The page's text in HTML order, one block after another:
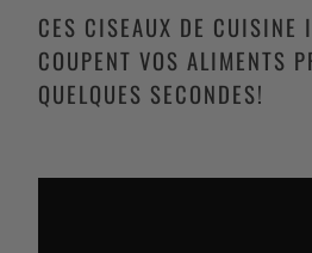
CES CISEAUX DE CUISINE
COUPENT VOS ALIMENTS
QUELQUES SECONDES!